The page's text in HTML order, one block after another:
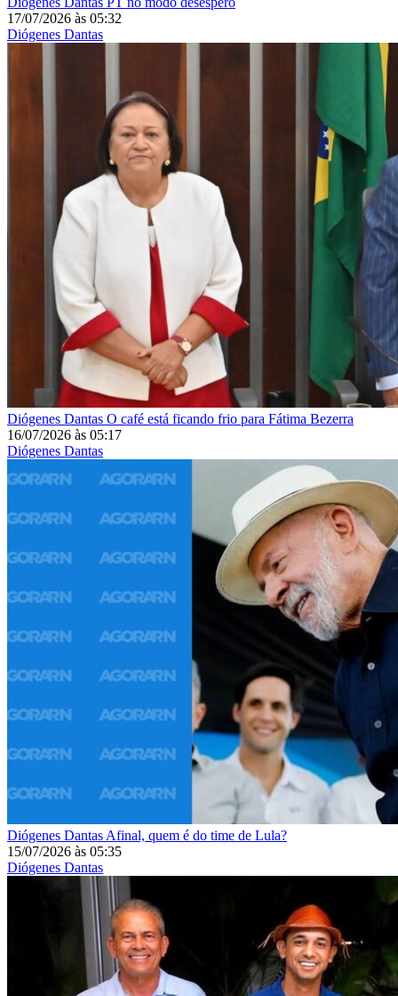
17/07/2026 às 05:32
Diógenes Dantas
Diógenes Dantas O café está ficando frio para Fátima Bezerra
16/07/2026 às 05:17
Diógenes Dantas
Diógenes Dantas Afinal, quem é do time de Lula?
15/07/2026 às 05:35
Diógenes Dantas